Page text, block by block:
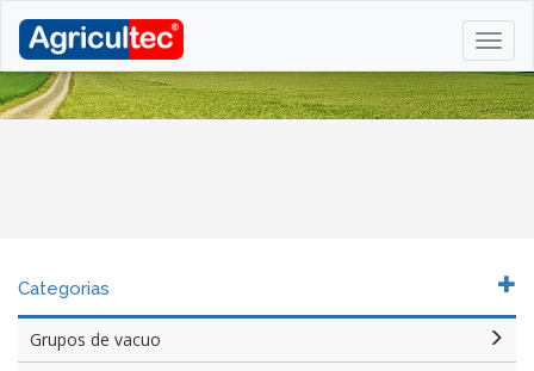
Categorias
Grupos de vacuo